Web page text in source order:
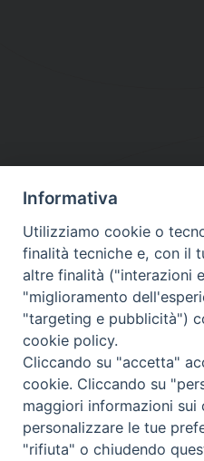
DIOCESI
Contatti:Tel.:
E-mail:
Orari: dal Lunedì al
Lunedì, Mercoledì e
Diocesi
Informativa
Utilizziamo cookie o
finalità tecniche e, con il
altre finalità ("interazioni
"miglioramento
"targeting e pubblicità")
cookie policy.
Cliccando su "accetta"
cookie. Cliccando su
maggiori informazioni
personalizzare le tue
"rifiuta" o chiudendo